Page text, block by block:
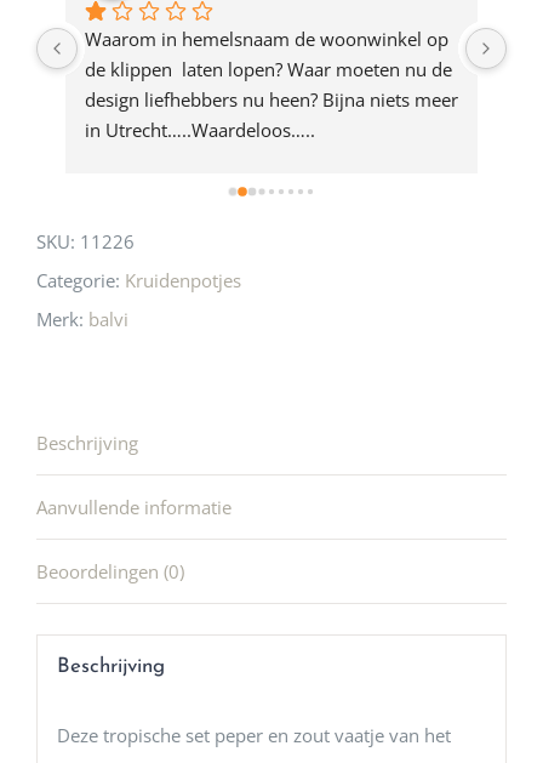
productWaarom in hemelsnaam de woonwinkel op
de klippen  laten lopen? Waar moeten nu de
design liefhebbers nu heen? Bijna niets meer
in Utrecht…..Waardeloos…..
SKU: 11226
Categorie: Kruidenpotjes
Merk: balvi
Beschrijving
Aanvullende informatie
Beoordelingen (0)
Beschrijving
Deze tropische set peper en zout vaatje van het